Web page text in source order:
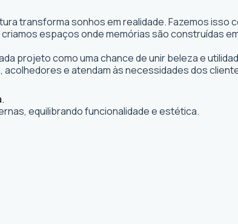
transforma sonhos em realidade. Fazemos isso
criamos espaços onde memórias são construídas
projeto como uma chance de unir beleza e
e atendam às necessidades dos
equilibrando funcionalidade e estética.